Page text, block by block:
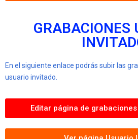
GRABACIONES
En el siguiente enlace podrás subir las
usuario invitado.
Editar página de